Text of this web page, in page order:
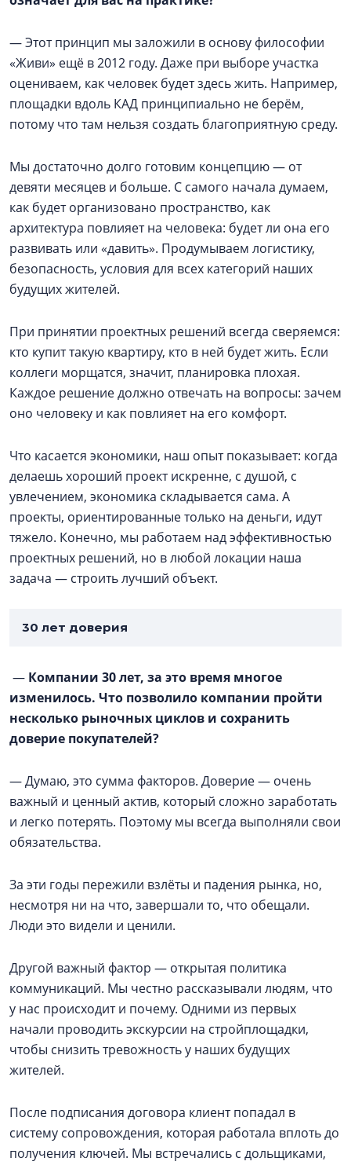
— Этот принцип мы заложили в основу философии
«Живи» ещё в 2012 году. Даже при выборе участка
оцениваем, как человек будет здесь жить. Например,
площадки вдоль КАД принципиально не берём,
потому что там нельзя создать благоприятную среду.
Мы достаточно долго готовим концепцию — от
девяти месяцев и больше. С самого начала думаем,
как будет организовано пространство, как
архитектура повлияет на человека: будет ли она его
развивать или «давить». Продумываем логистику,
безопасность, условия для всех категорий наших
будущих жителей.
При принятии проектных решений всегда сверяемся:
кто купит такую квартиру, кто в ней будет жить. Если
коллеги морщатся, значит, планировка плохая.
Каждое решение должно отвечать на вопросы: зачем
оно человеку и как повлияет на его комфорт.
Что касается экономики, наш опыт показывает: когда
делаешь хороший проект искренне, с душой, с
увлечением, экономика складывается сама. А
проекты, ориентированные только на деньги, идут
тяжело. Конечно, мы работаем над эффективностью
проектных решений, но в любой локации наша
задача — строить лучший объект.
30 лет доверия
— Компании 30 лет, за это время многое
изменилось. Что позволило компании пройти
несколько рыночных циклов и сохранить
доверие покупателей?
— Думаю, это сумма факторов. Доверие — очень
важный и ценный актив, который сложно заработать
и легко потерять. Поэтому мы всегда выполняли свои
обязательства.
За эти годы пережили взлёты и падения рынка, но,
несмотря ни на что, завершали то, что обещали.
Люди это видели и ценили.
Другой важный фактор — открытая политика
коммуникаций. Мы честно рассказывали людям, что
у нас происходит и почему. Одними из первых
начали проводить экскурсии на стройплощадки,
чтобы снизить тревожность у наших будущих
жителей.
После подписания договора клиент попадал в
систему сопровождения, которая работала вплоть до
получения ключей. Мы встречались с дольщиками,